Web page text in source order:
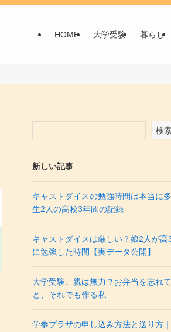
HOME 大学受験 暮らし
検
新しい記事
キャストダイスの勉強時間は本当に
生2人の高校3年間の記録
キャストダイスは厳しい？娘2人が高
に勉強した時間【実データ公開】
大学受験、親は無力？お弁当を忘れ
と、それでも作る私
学参プラザの申し込み方法と送り方